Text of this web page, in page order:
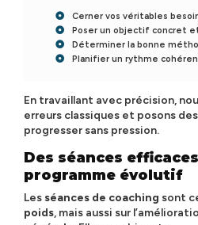
Cerner vos véritables
Poser un objectif concret
Déterminer la bonne
Planifier un rythme
En travaillant avec précision,
erreurs classiques et posons
progresser sans pression.
Des séances
programme évolutif
Lesséances de coaching sont
poids, mais aussi sur